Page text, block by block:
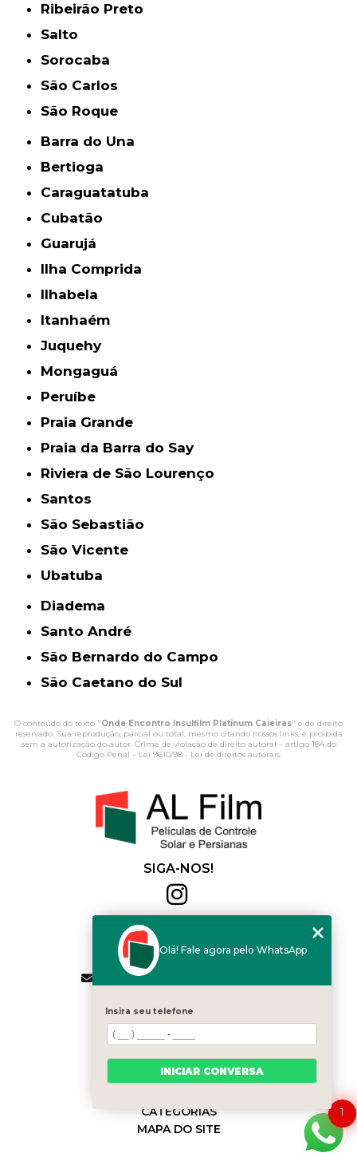
Ribeirão Preto
Salto
Sorocaba
São Carlos
São Roque
Barra do Una
Bertioga
Caraguatatuba
Cubatão
Guarujá
Ilha Comprida
Ilhabela
Itanhaém
Juquehy
Mongaguá
Peruíbe
Praia Grande
Praia da Barra do Say
Riviera de São Lourenço
Santos
São Sebastião
São Vicente
Ubatuba
Diadema
Santo André
São Bernardo do Campo
São Caetano do Sul
O conteúdo do texto "Onde Encontro Insulfilm Platinum Caieiras" é de direito
reservado. Sua reprodução, parcial ou total, mesmo citando nossos links, é proibida
sem a autorização do autor. Crime de violação de direito autoral – artigo 184 do
Código Penal – Lei 9610/98 - Lei de direitos autorais.
SIGA-NOS!
(11) 2564-4684
(11) 94168-2041
contato.vendas@alfilm.com.br
MENU
HOME
QUEM SOMOS
SERVIÇOS
BLOG
CATEGORIAS
MAPA DO SITE
1
Olá! Fale agora pelo WhatsApp
Insira seu telefone
INICIAR CONVERSA